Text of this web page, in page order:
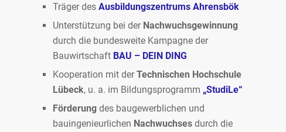
Träger des Ausbildungszentrums Ahrensbök
Unterstützung bei der Nachwuchsgewinnung
durch die bundesweite Kampagne der
Bauwirtschaft BAU – DEIN DING
Kooperation mit derTechnischen Hochschule
Lübeck, u. a. im Bildungsprogramm „StudiLe“
Förderung des baugewerblichen und
bauingenieurlichen Nachwuchses durch die